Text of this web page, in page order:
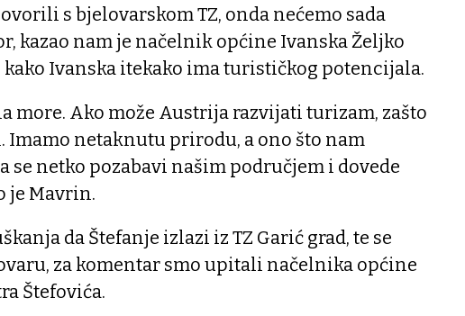
s bjelovarskom TZ, onda nećemo sada
kazao nam je načelnik općine Ivanska Željko
Ivanska itekako ima turističkog potencijala.
more. Ako može Austrija razvijati turizam, zašto
Imamo netaknutu prirodu, a ono što nam
se netko pozabavi našim područjem i dovede
je Mavrin.
da Štefanje izlazi iz TZ Garić grad, te se
za komentar smo upitali načelnika općine
Štefovića.